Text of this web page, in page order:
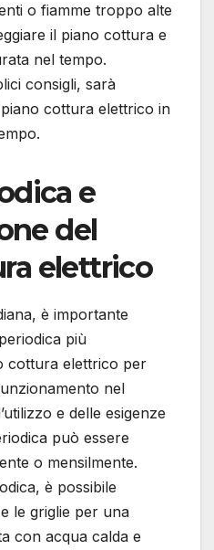
o fiamme troppo alte
il piano cottura e
nel tempo.
consigli, sarà
cottura elettrico in
e
del
elettrico
è importante
più
cottura elettrico per
nel
e delle esigenze
può essere
o mensilmente.
è possibile
le griglie per una
con acqua calda e